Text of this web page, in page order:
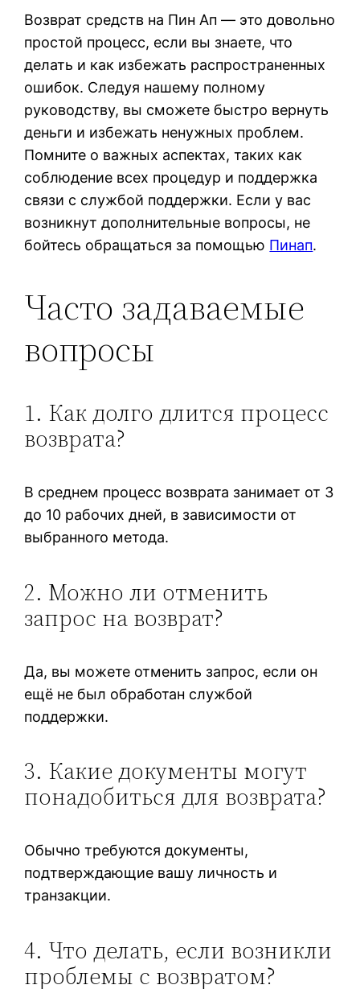
Возврат средств на Пин Ап — это довольно
простой процесс, если вы знаете, что
делать и как избежать распространенных
ошибок. Следуя нашему полному
руководству, вы сможете быстро вернуть
деньги и избежать ненужных проблем.
Помните о важных аспектах, таких как
соблюдение всех процедур и поддержка
связи с службой поддержки. Если у вас
возникнут дополнительные вопросы, не
бойтесь обращаться за помощью Пинап.
Часто задаваемые
вопросы
1. Как долго длится процесс
возврата?
В среднем процесс возврата занимает от 3
до 10 рабочих дней, в зависимости от
выбранного метода.
2. Можно ли отменить
запрос на возврат?
Да, вы можете отменить запрос, если он
ещё не был обработан службой
поддержки.
3. Какие документы могут
понадобиться для возврата?
Обычно требуются документы,
подтверждающие вашу личность и
транзакции.
4. Что делать, если возникли
проблемы с возвратом?